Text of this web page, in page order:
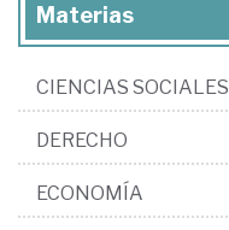
Materias
CIENCIAS SOCIALES
DERECHO
ECONOMÍA